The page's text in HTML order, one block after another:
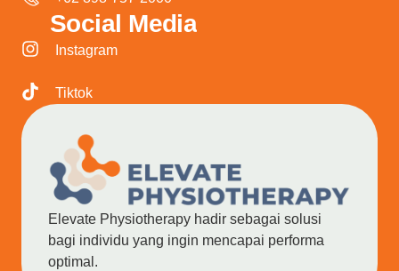
Social Media
Instagram
Tiktok
Elevate Physiotherapy hadir sebagai solusi
bagi individu yang ingin mencapai performa
optimal.